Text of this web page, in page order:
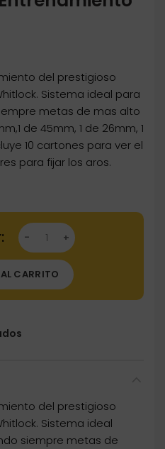
del prestigioso
Sistema ideal para
metas de mas alto
de 45mm, 1 de 26mm, 1
10 cartones para ver el
para fijar los aros.
Ring Simon Whitlock Aros
CARRITO
del prestigioso
Sistema ideal
siempre metas de